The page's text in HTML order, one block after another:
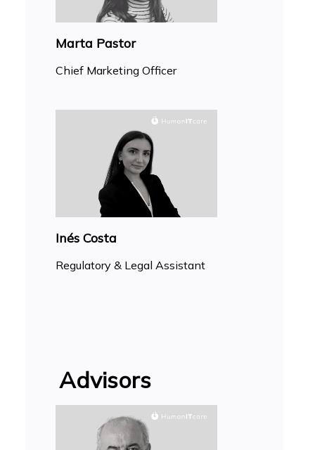
Marta Pastor
Chief Marketing Officer
Inés Costa
Regulatory & Legal Assistant
Advisors